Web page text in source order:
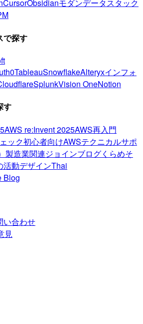
CursorObsidianモダンデータスタック
で探す
TableauSnowflakeAlteryxインフォ
SplunkVision OneNotion
す
AWS re:Invent 2025AWS再入門
ック初心者向けAWSテクニカルサポ
製造業関連ジョインブログくらめそ
活動デザインThai
Blog
い合わせ
見